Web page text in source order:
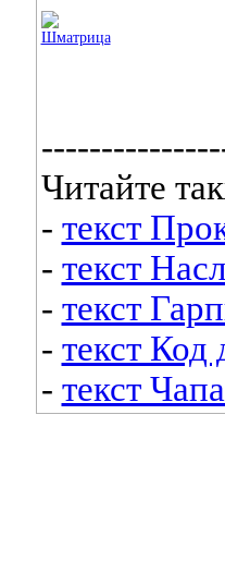
Читайте
- текст
- текст
- текст
- текст
- текст